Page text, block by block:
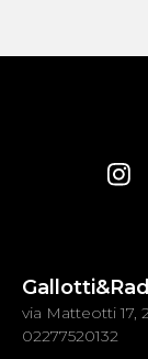
via Matteotti 17,
02277520132